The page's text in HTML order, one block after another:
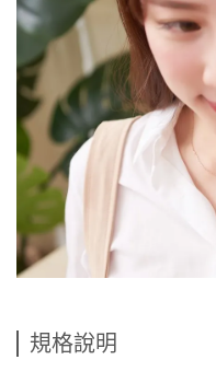
規格說明